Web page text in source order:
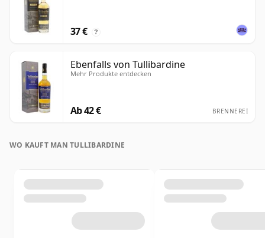
37 € ?
Ebenfalls von Tullibardine
Mehr Produkte entdecken
Ab 42 € BRENNEREI
WO KAUFT MAN TULLIBARDINE